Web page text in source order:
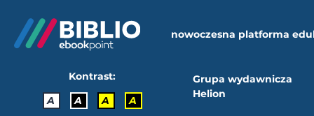
nowoczesna platforma
Kontrast:
A
A A A
Grupa wydawnicza
Helion